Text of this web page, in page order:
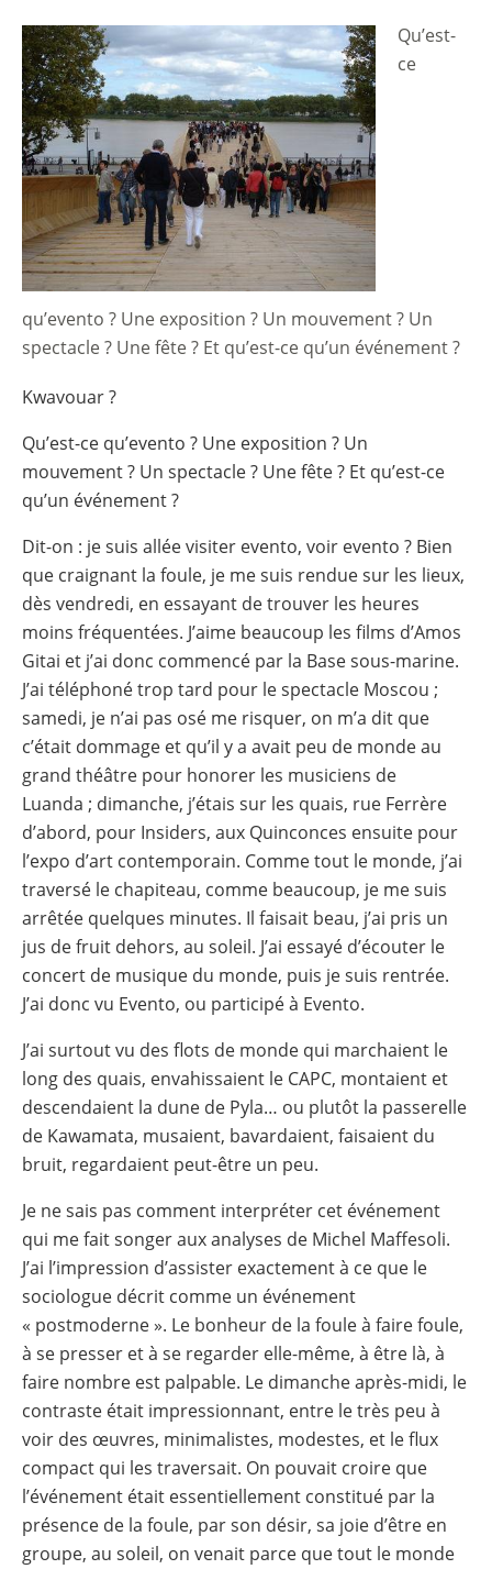
Image
Qu’est-
ce
qu’evento ? Une exposition ? Un mouvement ? Un
spectacle ? Une fête ? Et qu’est-ce qu’un événement ?
Kwavouar ?
Qu’est-ce qu’evento ? Une exposition ? Un
mouvement ? Un spectacle ? Une fête ? Et qu’est-ce
qu’un événement ?
Dit-on : je suis allée visiter evento, voir evento ? Bien
que craignant la foule, je me suis rendue sur les lieux,
dès vendredi, en essayant de trouver les heures
moins fréquentées. J’aime beaucoup les films d’Amos
Gitai et j’ai donc commencé par la Base sous-marine.
J’ai téléphoné trop tard pour le spectacle Moscou ;
samedi, je n’ai pas osé me risquer, on m’a dit que
c’était dommage et qu’il y a avait peu de monde au
grand théâtre pour honorer les musiciens de
Luanda ; dimanche, j’étais sur les quais, rue Ferrère
d’abord, pour Insiders, aux Quinconces ensuite pour
l’expo d’art contemporain. Comme tout le monde, j’ai
traversé le chapiteau, comme beaucoup, je me suis
arrêtée quelques minutes. Il faisait beau, j’ai pris un
jus de fruit dehors, au soleil. J’ai essayé d’écouter le
concert de musique du monde, puis je suis rentrée.
J’ai donc vu Evento, ou participé à Evento.
J’ai surtout vu des flots de monde qui marchaient le
long des quais, envahissaient le CAPC, montaient et
descendaient la dune de Pyla… ou plutôt la passerelle
de Kawamata, musaient, bavardaient, faisaient du
bruit, regardaient peut-être un peu.
Je ne sais pas comment interpréter cet événement
qui me fait songer aux analyses de Michel Maffesoli.
J’ai l’impression d’assister exactement à ce que le
sociologue décrit comme un événement
« postmoderne ». Le bonheur de la foule à faire foule,
à se presser et à se regarder elle-même, à être là, à
faire nombre est palpable. Le dimanche après-midi, le
contraste était impressionnant, entre le très peu à
voir des œuvres, minimalistes, modestes, et le flux
compact qui les traversait. On pouvait croire que
l’événement était essentiellement constitué par la
présence de la foule, par son désir, sa joie d’être en
groupe, au soleil, on venait parce que tout le monde